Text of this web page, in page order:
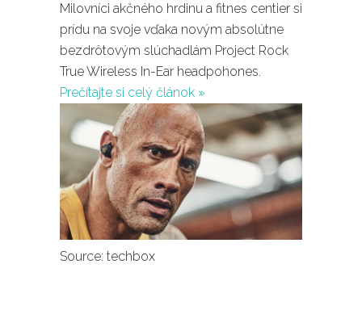
Milovníci akčného hrdinu a fitnes centier si
prídu na svoje vďaka novým absolútne
bezdrôtovým slúchadlám Project Rock
True Wireless In-Ear headpohones.
Prečítajte si celý článok »
Source: techbox